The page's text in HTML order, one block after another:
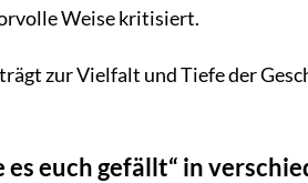
Weise kritisiert.
zur Vielfalt und Tiefe der
es euch gefällt“ in